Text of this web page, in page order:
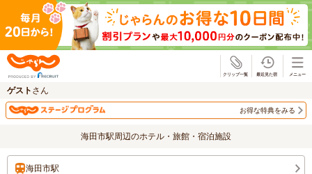
ゲスト さん
お得な特典をみる
海田市駅周辺のホテル・旅館・宿泊施設
海田市駅